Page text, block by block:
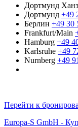
Дортмунд
Дортмунд +49
Берлин +49 30
Frankfurt/Main
Hamburg +49
Karlsruhe +49
Nurnberg +49
Перейти к
Europa-S GmbH -